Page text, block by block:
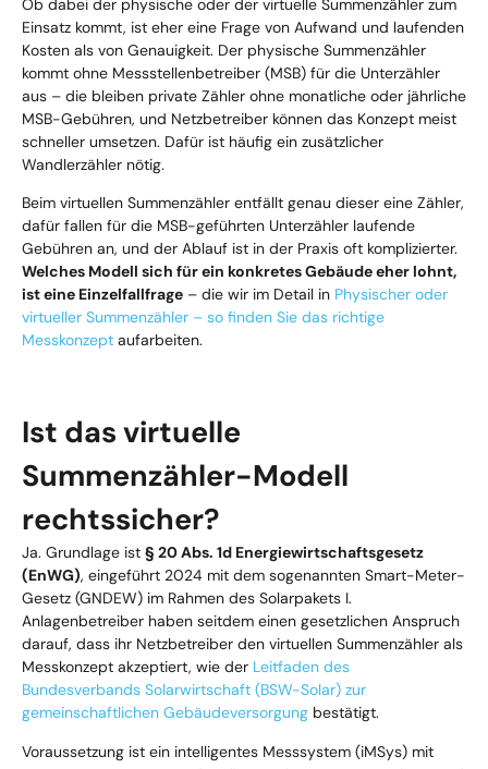
Ob dabei der physische oder der virtuelle Summenzähler zum
Einsatz kommt, ist eher eine Frage von Aufwand und laufenden
Kosten als von Genauigkeit. Der physische Summenzähler
kommt ohne Messstellenbetreiber (MSB) für die Unterzähler
aus – die bleiben private Zähler ohne monatliche oder jährliche
MSB-Gebühren, und Netzbetreiber können das Konzept meist
schneller umsetzen. Dafür ist häufig ein zusätzlicher
Wandlerzähler nötig.
Beim virtuellen Summenzähler entfällt genau dieser eine Zähler,
dafür fallen für die MSB-geführten Unterzähler laufende
Gebühren an, und der Ablauf ist in der Praxis oft komplizierter.
Welches Modell sich für ein konkretes Gebäude eher lohnt,
ist eine Einzelfallfrage – die wir im Detail in Physischer oder
virtueller Summenzähler – so finden Sie das richtige
Messkonzept aufarbeiten.
Ist das virtuelle
Summenzähler-Modell
rechtssicher?
Ja. Grundlage ist § 20 Abs. 1d Energiewirtschaftsgesetz
(EnWG), eingeführt 2024 mit dem sogenannten Smart-Meter-
Gesetz (GNDEW) im Rahmen des Solarpakets I.
Anlagenbetreiber haben seitdem einen gesetzlichen Anspruch
darauf, dass ihr Netzbetreiber den virtuellen Summenzähler als
Messkonzept akzeptiert, wie der Leitfaden des
Bundesverbands Solarwirtschaft (BSW-Solar) zur
gemeinschaftlichen Gebäudeversorgung bestätigt.
Voraussetzung ist ein intelligentes Messsystem (iMSys) mit